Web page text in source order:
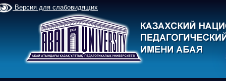
Версия для слабовидящих